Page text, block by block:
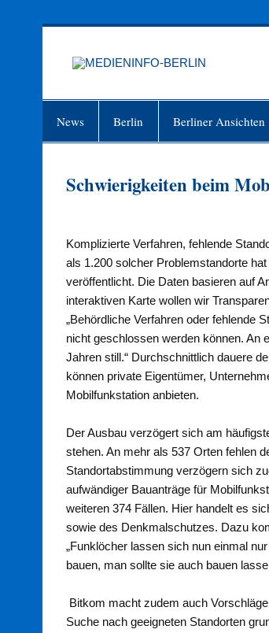
News Berlin Berliner Ansichten
Schwierigkeiten beim
Komplizierte Verfahren, fehlende
als 1.200 solcher Problemstandorte
veröffentlicht. Die Daten basieren auf
interaktiven Karte wollen wir
„Behördliche Verfahren oder fehlende
nicht geschlossen werden können. An
Jahren still.“ Durchschnittlich dauere
können private Eigentümer,
Mobilfunkstation anbieten.
Der Ausbau verzögert sich am
stehen. An mehr als 537 Orten fehlen
Standortabstimmung verzögern sich
aufwändiger Bauanträge für
weiteren 374 Fällen. Hier handelt es
sowie des Denkmalschutzes. Dazu
„Funklöcher lassen sich nun einmal
bauen, man sollte sie auch bauen
Bitkom macht zudem auch
Suche nach geeigneten Standorten